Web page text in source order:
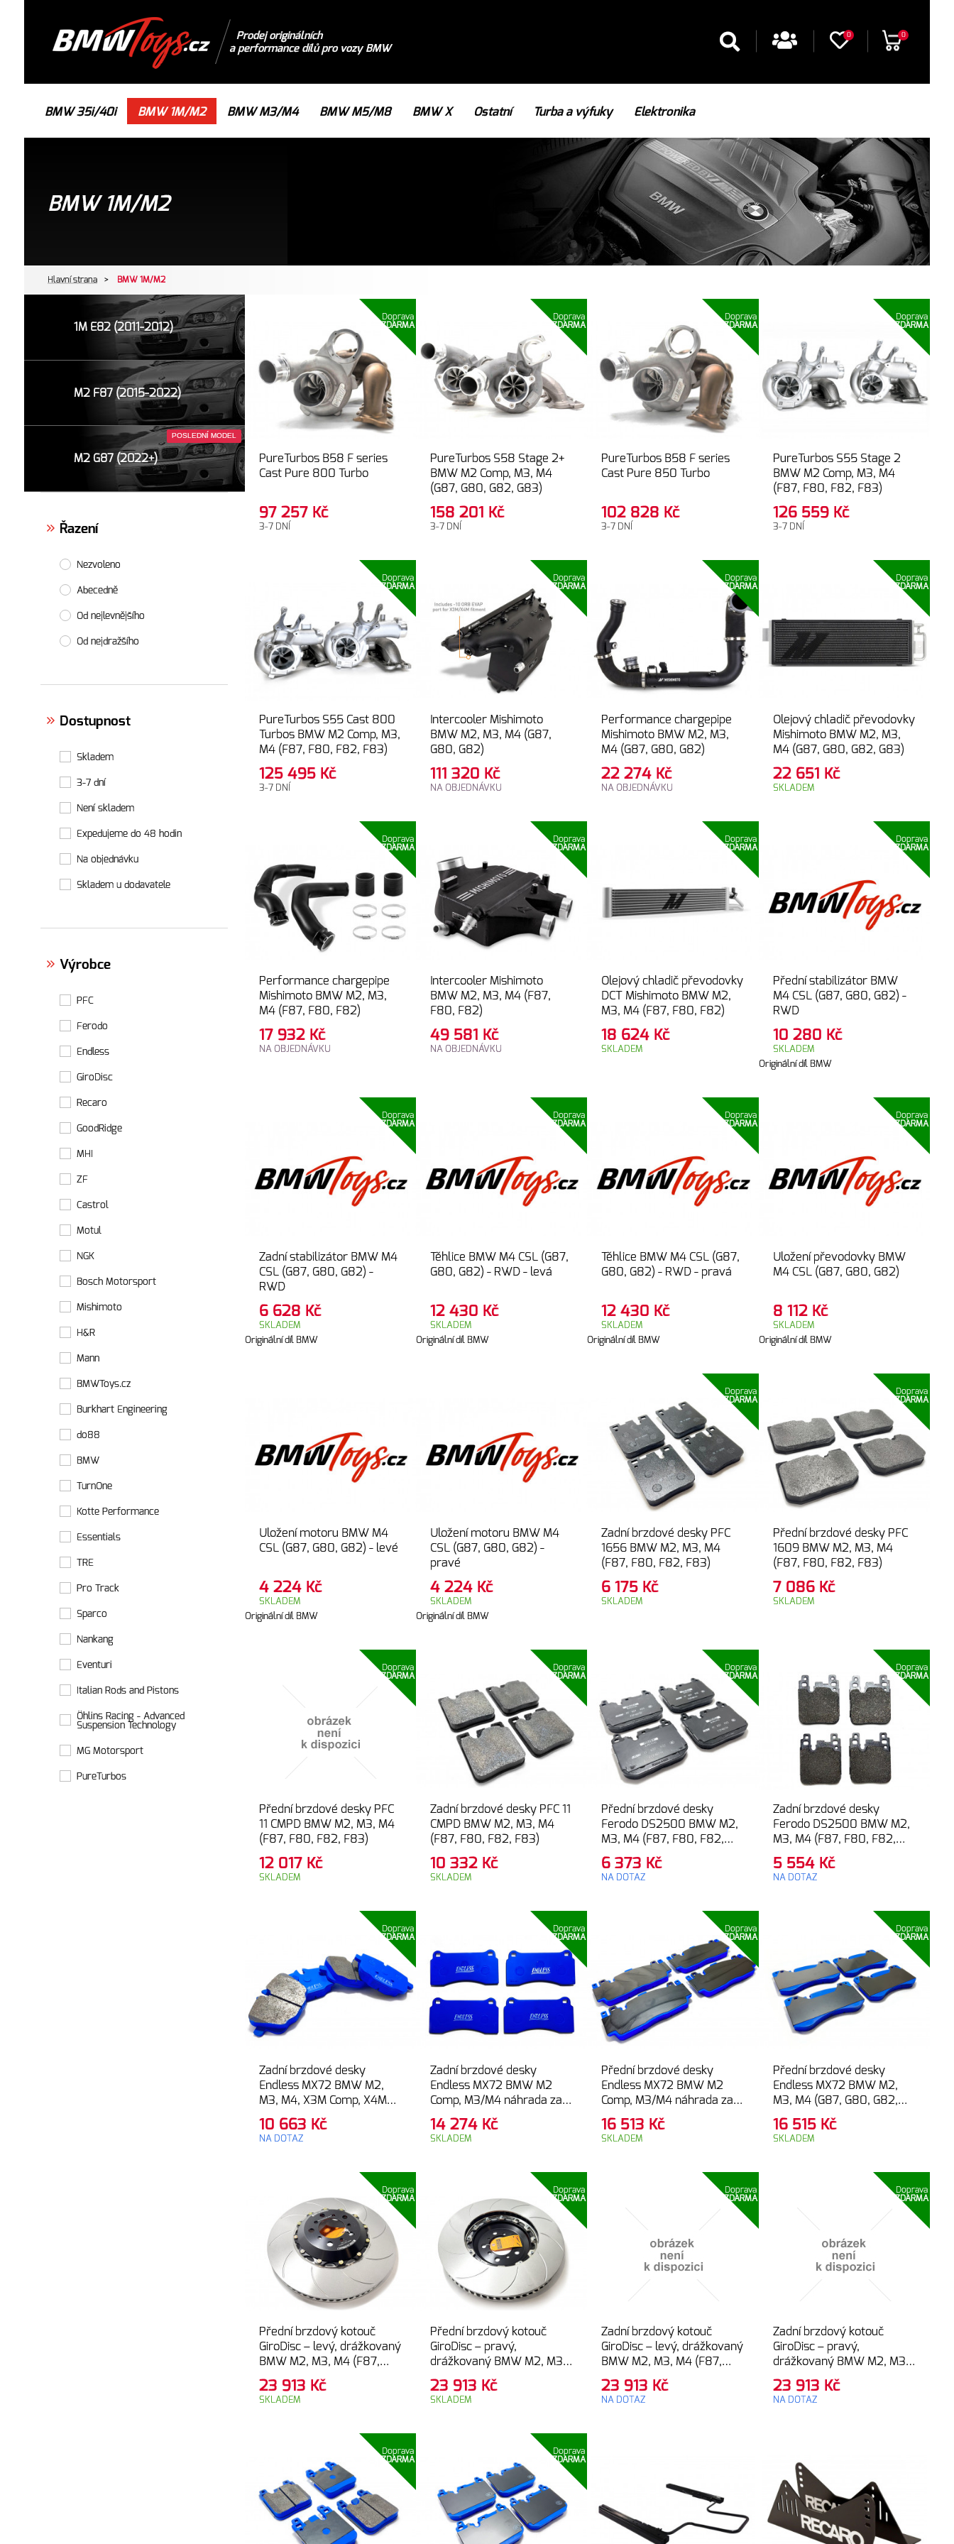
Prodej originálních
a performance dílů pro vozy BMW
0 0
BMW 35i/40i BMW 1M/M2 BMW M3/M4 BMW M5/M8 BMW X Ostatní Turba a výfuky Elektronika
BMW 1M/M2
Hlavní strana > BMW 1M/M2
1M E82 (2011-2012)
M2 F87 (2015-2022)
POSLEDNÍ MODEL
M2 G87 (2022+)
Řazení
Nezvoleno
Abecedně
Od nejlevnějšího
Od nejdražšího
Dostupnost
Skladem
3-7 dní
Není skladem
Expedujeme do 48 hodin
Na objednávku
Skladem u dodavatele
Výrobce
PFC
Ferodo
Endless
GiroDisc
Recaro
GoodRidge
MHI
ZF
Castrol
Motul
NGK
Bosch Motorsport
Mishimoto
H&R
Mann
BMWToys.cz
Burkhart Engineering
do88
BMW
TurnOne
Kotte Performance
Essentials
TRE
Pro Track
Sparco
Nankang
Eventuri
Italian Rods and Pistons
Öhlins Racing - Advanced
Suspension Technology
MG Motorsport
PureTurbos
PureTurbos B58 F series
Cast Pure 800 Turbo
97 257 Kč
3-7 DNÍ
Doprava
ZDARMA
PureTurbos S58 Stage 2+
BMW M2 Comp, M3, M4
(G87, G80, G82, G83)
158 201 Kč
3-7 DNÍ
Doprava
ZDARMA
PureTurbos B58 F series
Cast Pure 850 Turbo
102 828 Kč
3-7 DNÍ
Doprava
ZDARMA
PureTurbos S55 Stage 2
BMW M2 Comp, M3, M4
(F87, F80, F82, F83)
126 559 Kč
3-7 DNÍ
Doprava
ZDARMA
PureTurbos S55 Cast 800
Turbos BMW M2 Comp, M3,
M4 (F87, F80, F82, F83)
125 495 Kč
3-7 DNÍ
Doprava
ZDARMA
Intercooler Mishimoto
BMW M2, M3, M4 (G87,
G80, G82)
111 320 Kč
NA OBJEDNÁVKU
Doprava
ZDARMA
Performance chargepipe
Mishimoto BMW M2, M3,
M4 (G87, G80, G82)
22 274 Kč
NA OBJEDNÁVKU
Doprava
ZDARMA
Olejový chladič převodovky
Mishimoto BMW M2, M3,
M4 (G87, G80, G82, G83)
22 651 Kč
SKLADEM
Doprava
ZDARMA
Performance chargepipe
Mishimoto BMW M2, M3,
M4 (F87, F80, F82)
17 932 Kč
NA OBJEDNÁVKU
Doprava
ZDARMA
Intercooler Mishimoto
BMW M2, M3, M4 (F87,
F80, F82)
49 581 Kč
NA OBJEDNÁVKU
Doprava
ZDARMA
Olejový chladič převodovky
DCT Mishimoto BMW M2,
M3, M4 (F87, F80, F82)
18 624 Kč
SKLADEM
Doprava
ZDARMA
Přední stabilizátor BMW
M4 CSL (G87, G80, G82) -
RWD
10 280 Kč
SKLADEM
Originální díl BMW
Doprava
ZDARMA
Zadní stabilizátor BMW M4
CSL (G87, G80, G82) -
RWD
6 628 Kč
SKLADEM
Originální díl BMW
Doprava
ZDARMA
Těhlice BMW M4 CSL (G87,
G80, G82) - RWD - levá
12 430 Kč
SKLADEM
Originální díl BMW
Doprava
ZDARMA
Těhlice BMW M4 CSL (G87,
G80, G82) - RWD - pravá
12 430 Kč
SKLADEM
Originální díl BMW
Doprava
ZDARMA
Uložení převodovky BMW
M4 CSL (G87, G80, G82)
8 112 Kč
SKLADEM
Originální díl BMW
Doprava
ZDARMA
Uložení motoru BMW M4
CSL (G87, G80, G82) - levé
4 224 Kč
SKLADEM
Originální díl BMW
Uložení motoru BMW M4
CSL (G87, G80, G82) -
pravé
4 224 Kč
SKLADEM
Originální díl BMW
Zadní brzdové desky PFC
1656 BMW M2, M3, M4
(F87, F80, F82, F83)
6 175 Kč
SKLADEM
Doprava
ZDARMA
Přední brzdové desky PFC
1609 BMW M2, M3, M4
(F87, F80, F82, F83)
7 086 Kč
SKLADEM
Doprava
ZDARMA
Přední brzdové desky PFC
11 CMPD BMW M2, M3, M4
(F87, F80, F82, F83)
12 017 Kč
SKLADEM
Doprava
ZDARMA
Zadní brzdové desky PFC 11
CMPD BMW M2, M3, M4
(F87, F80, F82, F83)
10 332 Kč
SKLADEM
Doprava
ZDARMA
Přední brzdové desky
Ferodo DS2500 BMW M2,
M3, M4 (F87, F80, F82,
F83)
6 373 Kč
NA DOTAZ
Doprava
ZDARMA
Zadní brzdové desky
Ferodo DS2500 BMW M2,
M3, M4 (F87, F80, F82,
5 554 Kč
NA DOTAZ
Doprava
ZDARMA
Zadní brzdové desky
Endless MX72 BMW M2,
M3, M4, X3M Comp, X4M
Comp (G80, G82, G83,
G87, G97, G98)
10 663 Kč
NA DOTAZ
Doprava
ZDARMA
Zadní brzdové desky
Endless MX72 BMW M2
Comp, M3/M4 náhrada za
karbonové brzdy (F87,
F80, F82, F83)
14 274 Kč
SKLADEM
Doprava
ZDARMA
Přední brzdové desky
Endless MX72 BMW M2
Comp, M3/M4 náhrada za
karbonové brzdy (F87,
F80, F82, F83), M5 (F10),
M6 (F12)
16 513 Kč
SKLADEM
Doprava
ZDARMA
Přední brzdové desky
Endless MX72 BMW M2,
M3, M4 (G87, G80, G82,
G83)
16 515 Kč
SKLADEM
Doprava
ZDARMA
Přední brzdový kotouč
GiroDisc – levý, drážkovaný
BMW M2, M3, M4 (F87,
F80, F82, F83)
23 913 Kč
SKLADEM
Doprava
ZDARMA
Přední brzdový kotouč
GiroDisc – pravý,
drážkovaný BMW M2, M3,
M4 (F87, F80, F82, F83)
23 913 Kč
SKLADEM
Doprava
ZDARMA
Zadní brzdový kotouč
GiroDisc – levý, drážkovaný
BMW M2, M3, M4 (F87,
F80, F82, F83)
23 913 Kč
NA DOTAZ
Doprava
ZDARMA
Zadní brzdový kotouč
GiroDisc – pravý,
drážkovaný BMW M2, M3,
M4 (F87, F80, F82, F83)
23 913 Kč
NA DOTAZ
Doprava
ZDARMA
Doprava
ZDARMA
Doprava
ZDARMA